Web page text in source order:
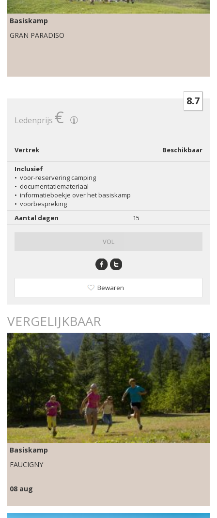
Basiskamp
GRAN PARADISO
8.7
Ledenprijs €
Vertrek Beschikbaar
Inclusief
• voor-reservering camping
• documentatiemateriaal
• informatieboekje over het basiskamp
• voorbespreking
Aantal dagen
15
VOL
Bewaren
VERGELIJKBAAR
Basiskamp
FAUCIGNY
08 aug